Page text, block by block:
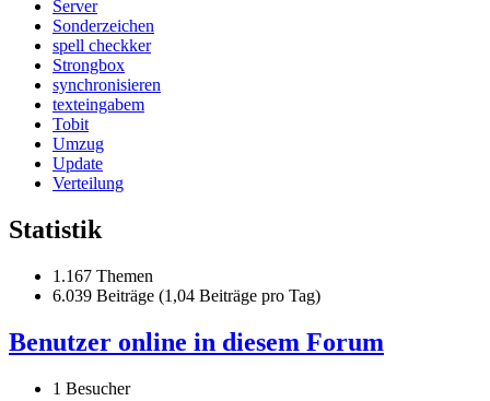
Server
Sonderzeichen
spell checkker
Strongbox
synchronisieren
texteingabem
Tobit
Umzug
Update
Verteilung
Statistik
1.167 Themen
6.039 Beiträge (1,04 Beiträge pro Tag)
Benutzer online in diesem Forum
1 Besucher